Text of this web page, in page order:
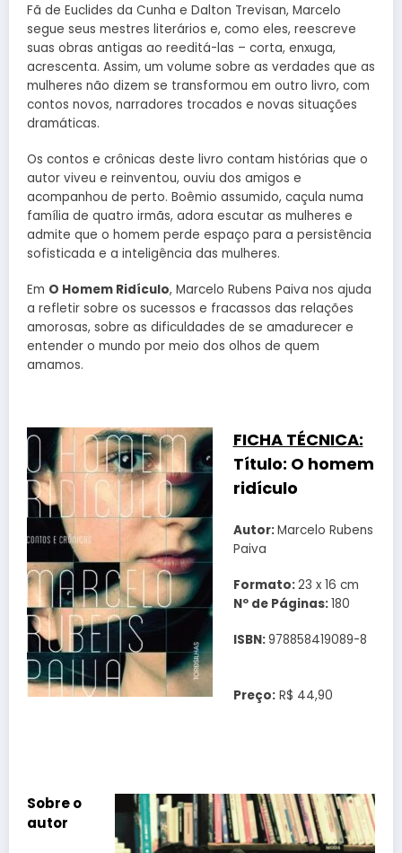
Fã de Euclides da Cunha e Dalton Trevisan, Marcelo
segue seus mestres literários e, como eles, reescreve
suas obras antigas ao reeditá-las – corta, enxuga,
acrescenta. Assim, um volume sobre as verdades que as
mulheres não dizem se transformou em outro livro, com
contos novos, narradores trocados e novas situações
dramáticas.
Os contos e crônicas deste livro contam histórias que o
autor viveu e reinventou, ouviu dos amigos e
acompanhou de perto. Boêmio assumido, caçula numa
família de quatro irmãs, adora escutar as mulheres e
admite que o homem perde espaço para a persistência
sofisticada e a inteligência das mulheres.
Em O Homem Ridículo, Marcelo Rubens Paiva nos ajuda
a refletir sobre os sucessos e fracassos das relações
amorosas, sobre as dificuldades de se amadurecer e
entender o mundo por meio dos olhos de quem
amamos.
FICHA TÉCNICA:
Título: O homem
ridículo
Autor:Marcelo Rubens
Paiva
Formato:23 x 16 cm
Nº de Páginas:180
ISBN:978858419089-8
Preço:R$ 44,90
Sobre o
autor